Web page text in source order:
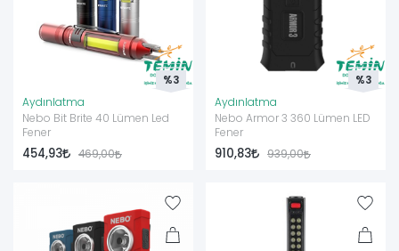
Aydınlatma
Nebo Bit Brite 40 Lümen Led
Fener
454,93 469,00
%3
Aydınlatma
Nebo Armor 3 360 Lümen LED
Fener
910,83 939,00
%3